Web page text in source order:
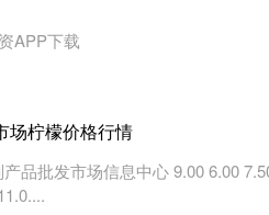
APP下载
场柠檬价格行情
品批发市场信息中心 9.00 6.00